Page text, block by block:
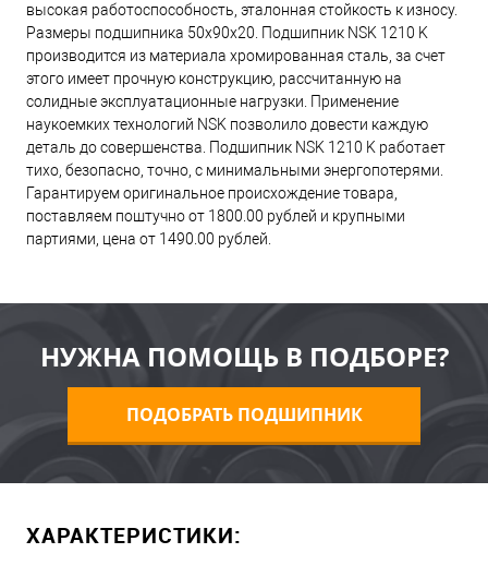
высокая работоспособность, эталонная стойкость к износу.
Размеры подшипника 50x90x20. Подшипник NSK 1210 K
производится из материала хромированная сталь, за счет
этого имеет прочную конструкцию, рассчитанную на
солидные эксплуатационные нагрузки. Применение
наукоемких технологий NSK позволило довести каждую
деталь до совершенства. Подшипник NSK 1210 K работает
тихо, безопасно, точно, с минимальными энергопотерями.
Гарантируем оригинальное происхождение товара,
поставляем поштучно от 1800.00 рублей и крупными
партиями, цена от 1490.00 рублей.
НУЖНА ПОМОЩЬ В ПОДБОРЕ?
ПОДОБРАТЬ ПОДШИПНИК
ХАРАКТЕРИСТИКИ: